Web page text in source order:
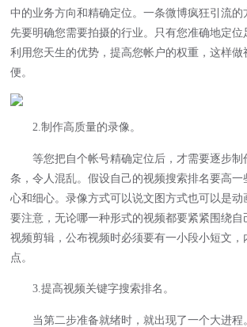
中的业务方向和精确定位。一条微博疯狂引流
先要明确您需要拍摄的行业。只有您准确地定位
利用您天生的优势，提高您帐户的权重，这样
便。
2.制作高质量的录像。
等您把自个帐号精确定位后，才需要逐步制
条，令人混乱。假设自己的视频搜索排名要高
心和细心。录像方式可以说文图方式也可以是动
要注意，无论哪一种形式的视频都要紧紧围绕
视频剪辑，公布视频时必须要有一小段小短文
点。
3.提高视频关键字搜索排名。
当第二步准备就绪时，就出现了一个大进程